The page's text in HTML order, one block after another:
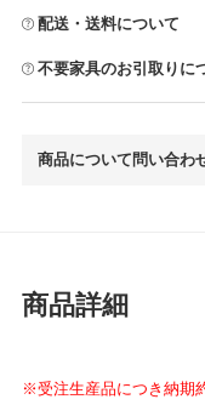
配送・送料について
不要家具のお引取りに
商品について問い合わ
商品詳細
※受注生産品につき納期